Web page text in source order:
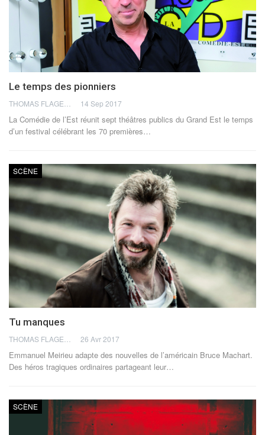
Le temps des pionniers
14 Sep 2017
La Comédie de l’Est réunit sept théâtres publics du Grand Est le temps
d’un festival célébrant les 70 premières…
SCÈNE
Tu manques
26 Avr 2017
Emmanuel Meirieu adapte des nouvelles de l’américain Bruce Machart.
Des héros tragiques ordinaires partageant leur…
SCÈNE